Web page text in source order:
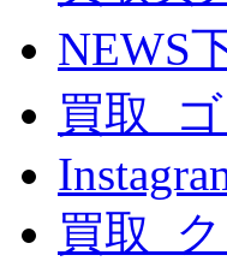
NEWS
買取_
買取_